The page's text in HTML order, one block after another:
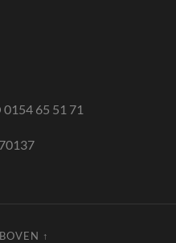
65 51 71
BOVEN ↑